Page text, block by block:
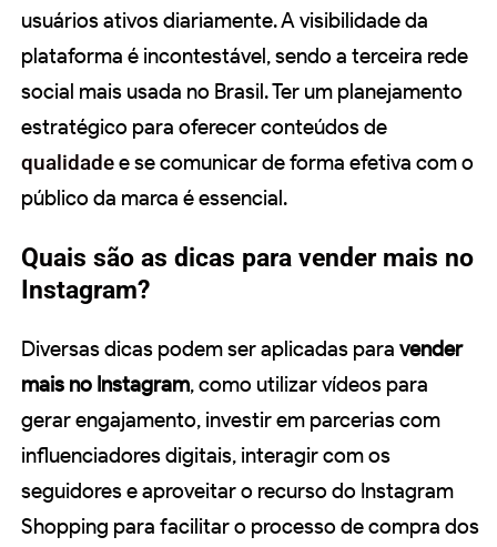
usuários ativos diariamente. A visibilidade da
plataforma é incontestável, sendo a terceira rede
social mais usada no Brasil. Ter um planejamento
estratégico para oferecer conteúdos de
qualidadee se comunicar de forma efetiva com o
público da marca é essencial.
Quais são as dicas para vender mais no
Instagram?
Diversas dicas podem ser aplicadas para vender
mais no Instagram, como utilizar vídeos para
gerar engajamento, investir em parcerias com
influenciadores digitais, interagir com os
seguidores e aproveitar o recurso do Instagram
Shopping para facilitar o processo de compra dos